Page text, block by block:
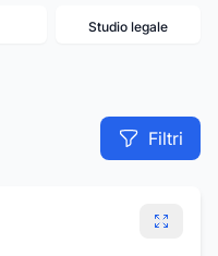
Studio legale
Filtri